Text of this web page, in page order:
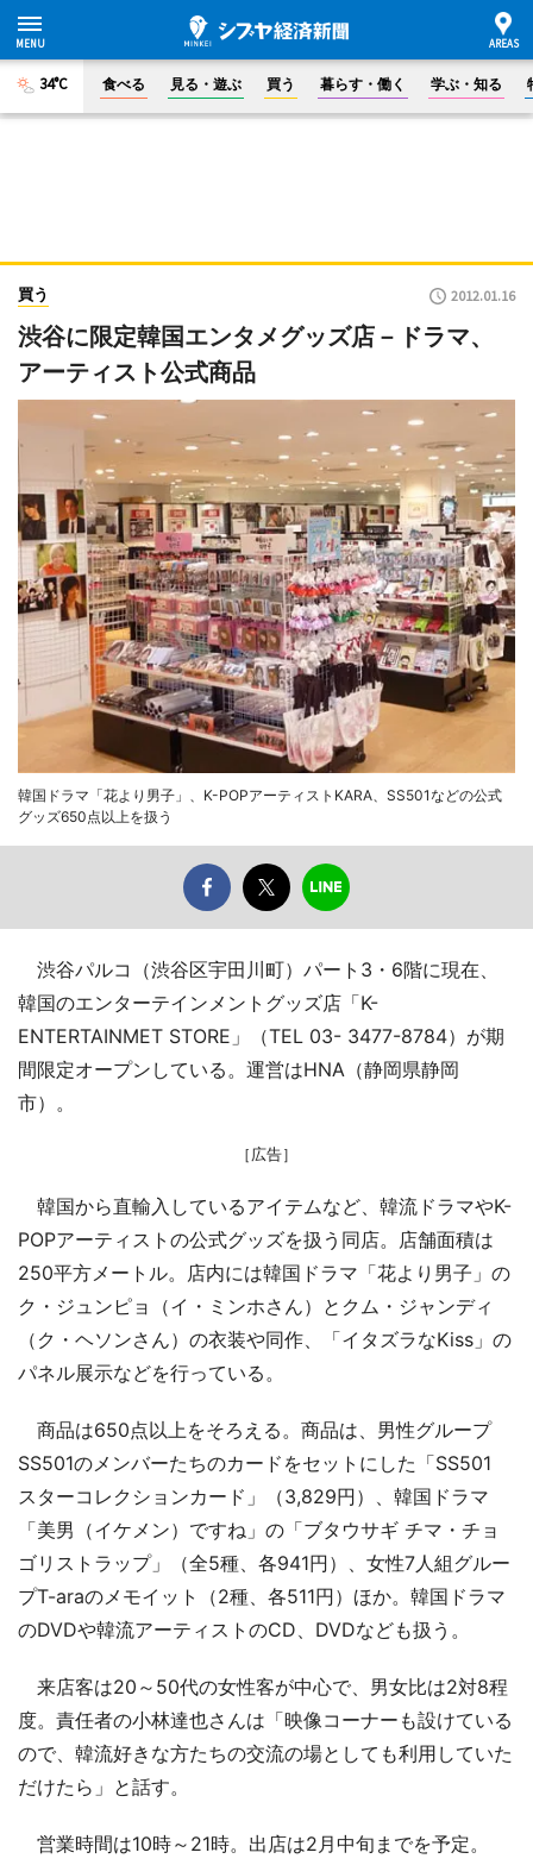
34°C 食べる 見る・遊ぶ 買う 暮らす・働く 学ぶ・知る
買う 2012.01.16
渋谷に限定韓国エンタメグッズ店－ドラマ、
アーティスト公式商品
韓国ドラマ「花より男子」、K-POPアーティストKARA、SS501などの公式
グッズ650点以上を扱う
渋谷パルコ（渋谷区宇田川町）パート3・6階に現在、
韓国のエンターテインメントグッズ店「K-
ENTERTAINMET STORE」（TEL 03- 3477-8784）が期
間限定オープンしている。運営はHNA（静岡県静岡
市）。
［広告］
韓国から直輸入しているアイテムなど、韓流ドラマやK-
POPアーティストの公式グッズを扱う同店。店舗面積は
250平方メートル。店内には韓国ドラマ「花より男子」の
ク・ジュンピョ（イ・ミンホさん）とクム・ジャンディ
（ク・ヘソンさん）の衣装や同作、「イタズラなKiss」の
パネル展示などを行っている。
商品は650点以上をそろえる。商品は、男性グループ
SS501のメンバーたちのカードをセットにした「SS501
スターコレクションカード」（3,829円）、韓国ドラマ
「美男（イケメン）ですね」の「ブタウサギ チマ・チョ
ゴリストラップ」（全5種、各941円）、女性7人組グルー
プT-araのメモイット（2種、各511円）ほか。韓国ドラマ
のDVDや韓流アーティストのCD、DVDなども扱う。
来店客は20～50代の女性客が中心で、男女比は2対8程
度。責任者の小林達也さんは「映像コーナーも設けている
ので、韓流好きな方たちの交流の場としても利用していた
だけたら」と話す。
営業時間は10時～21時。出店は2月中旬までを予定。